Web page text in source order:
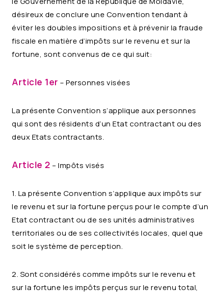
désireux de conclure une Convention tendant à
éviter les doubles impositions et à prévenir la fraude
fiscale en matière d’impôts sur le revenu et sur la
fortune, sont convenus de ce qui suit:
Article 1er – Personnes visées
La présente Convention s’applique aux personnes
qui sont des résidents d’un Etat contractant ou des
deux Etats contractants.
Article 2 – Impôts visés
1. La présente Convention s’applique aux impôts sur
le revenu et sur la fortune perçus pour le compte d’un
Etat contractant ou de ses unités administratives
territoriales ou de ses collectivités locales, quel que
soit le système de perception.
2. Sont considérés comme impôts sur le revenu et
sur la fortune les impôts perçus sur le revenu total,